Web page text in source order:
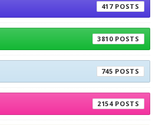
417
3810
745
2154